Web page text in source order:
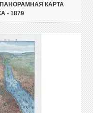
КАРТА
- 1879